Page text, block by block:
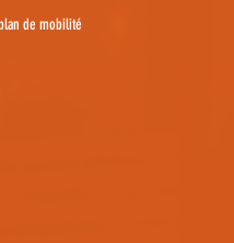
de mobilité